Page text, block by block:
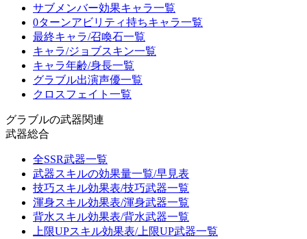
サブメンバー効果キャラ一覧
0ターンアビリティ持ちキャラ一覧
最終キャラ/召喚石一覧
キャラ/ジョブスキン一覧
キャラ年齢/身長一覧
グラブル出演声優一覧
クロスフェイト一覧
グラブルの武器関連
武器総合
全SSR武器一覧
武器スキルの効果量一覧/早見表
技巧スキル効果表/技巧武器一覧
渾身スキル効果表/渾身武器一覧
背水スキル効果表/背水武器一覧
上限UPスキル効果表/上限UP武器一覧